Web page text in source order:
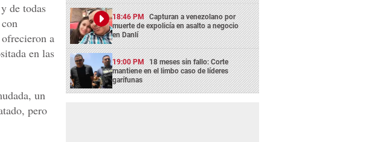
de todas
a
en las
un
pero
18:46 PM Capturan a venezolano por
muerte de expolicía en asalto a negocio
en Danlí
19:00 PM 18 meses sin fallo: Corte
mantiene en el limbo caso de líderes
garífunas